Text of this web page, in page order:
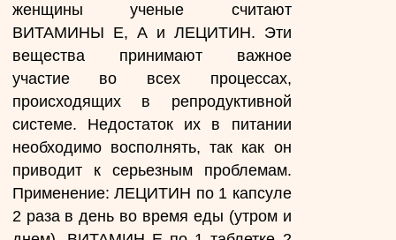
женщины ученые считают
ВИТАМИНЫ Е, А и ЛЕЦИТИН. Эти
вещества принимают важное
участие во всех процессах,
происходящих в репродуктивной
системе. Недостаток их в питании
необходимо восполнять, так как он
приводит к серьезным проблемам.
Применение: ЛЕЦИТИН по 1 капсуле
2 раза в день во время еды (утром и